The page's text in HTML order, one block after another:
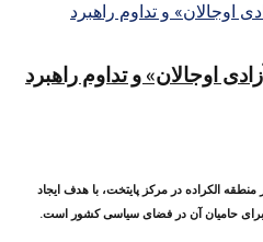
اوجالان» و تداوم راهبرد
الکراده در مرکز پایتخت، با هدف ایجاد
حامیان آن در فضای سیاسی کشور است.